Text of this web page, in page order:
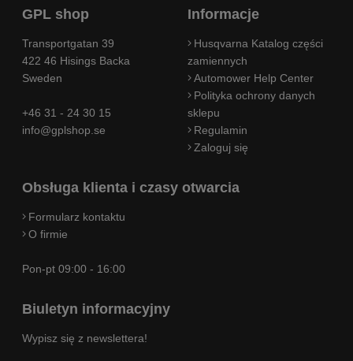
GPL shop
Transportgatan 39
422 46 Hisings Backa
Sweden
+46 31 - 24 30 15
info@gplshop.se
Informacje
Husqvarna Katalog części
zamiennych
Automower Help Center
Polityka ochrony danych
sklepu
Regulamin
Zaloguj się
Obsługa klienta i czasy otwarcia
Formularz kontaktu
O firmie
Pon-pt 09:00 - 16:00
Biuletyn informacyjny
Wypisz się z newslettera!